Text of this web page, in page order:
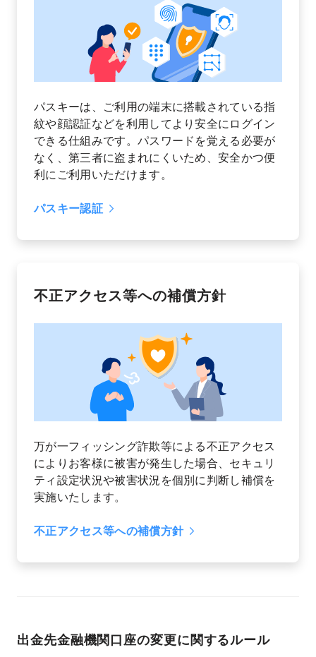
パスキーは、ご利用の端末に搭載されている指
紋や顔認証などを利用してより安全にログイン
できる仕組みです。パスワードを覚える必要が
なく、第三者に盗まれにくいため、安全かつ便
利にご利用いただけます。
パスキー認証
不正アクセス等への補償方針
万が一フィッシング詐欺等による不正アクセス
によりお客様に被害が発生した場合、セキュリ
ティ設定状況や被害状況を個別に判断し補償を
実施いたします。
不正アクセス等への補償方針
出金先金融機関口座の変更に関するルール